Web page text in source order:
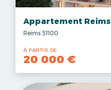
Appartement Reims
Reims 51100
À PARTIR DE
20 000 €